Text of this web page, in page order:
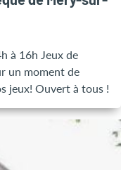
Jeux de
convivialité! Vous pouvez apporter vos jeux! Ouvert à tous !